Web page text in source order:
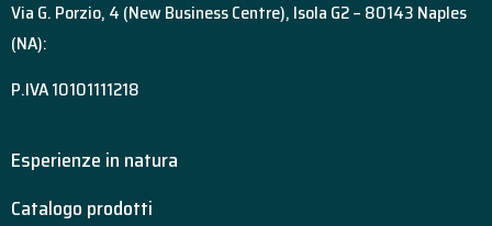
Via G. Porzio, 4 (New Business Centre), Isola G2 – 80143 Naples
(NA):
P.IVA 10101111218
Esperienze in natura
Catalogo prodotti